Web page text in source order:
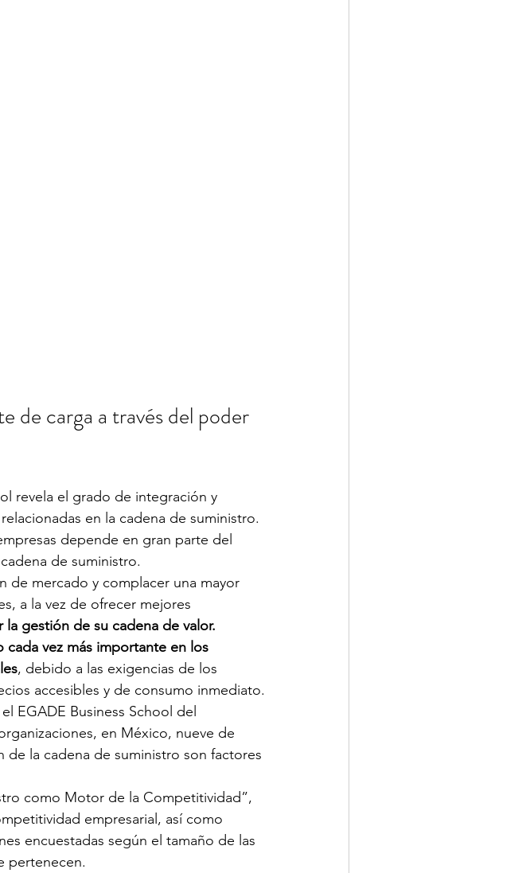
de carga a través del poder
revela el grado de integración y
en la cadena de suministro.
depende en gran parte del
de suministro.
de mercado y complacer una mayor
a la vez de ofrecer mejores
la gestión de su cadena de valor.
vez más importante en los
, debido a las exigencias de los
accesibles y de consumo inmediato.
EGADE Business School del
en México, nueve de
de la cadena de suministro son factores
como Motor de la Competitividad”,
empresarial, así como
encuestadas según el tamaño de las
pertenecen.